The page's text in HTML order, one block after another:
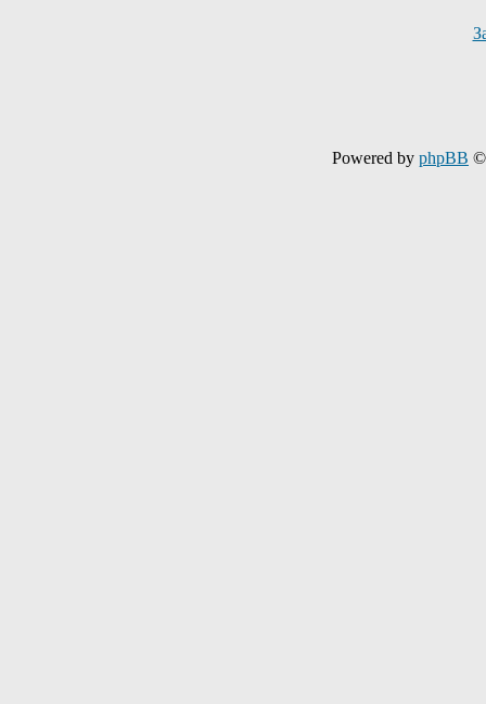
Powered by phpBB ©